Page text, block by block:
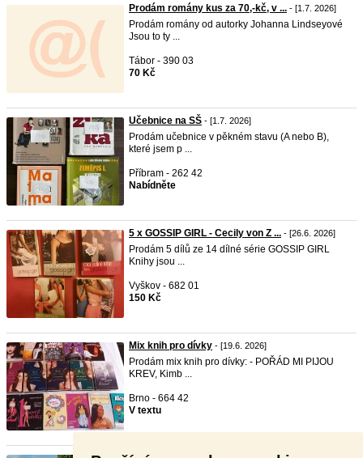
Prodám romány kus za 70,-kč, v ... - [1.7. 2026]
Prodám romány od autorky Johanna Lindseyové
Jsou to ty ...
Tábor - 390 03
70 Kč
Učebnice na SŠ - [1.7. 2026]
Prodám učebnice v pěkném stavu (A nebo B),
které jsem p ...
Příbram - 262 42
Nabídněte
5 x GOSSIP GIRL - Cecily von Z ... - [26.6. 2026]
Prodám 5 dílů ze 14 dílné série GOSSIP GIRL
Knihy jsou ...
Vyškov - 682 01
150 Kč
Mix knih pro dívky - [19.6. 2026]
Prodám mix knih pro dívky: - POŘÁD MI PIJOU
KREV, Kimb ...
Brno - 664 42
V textu